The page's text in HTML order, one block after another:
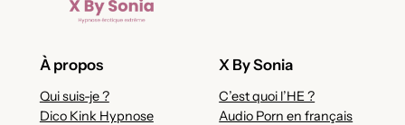
À propos
Qui suis-je ?
Dico Kink Hypnose
X By Sonia
C’est quoi l’HE ?
Audio Porn en français